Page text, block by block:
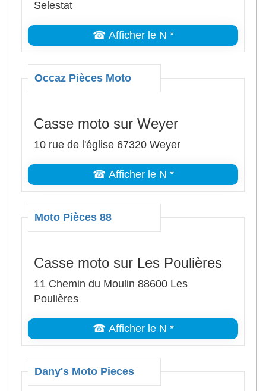
Selestat
☎ Afficher le N *
Occaz Pièces Moto
Casse moto sur Weyer
10 rue de l'église 67320 Weyer
☎ Afficher le N *
Moto Pièces 88
Casse moto sur Les Poulières
11 Chemin du Moulin 88600 Les
Poulières
☎ Afficher le N *
Dany's Moto Pieces